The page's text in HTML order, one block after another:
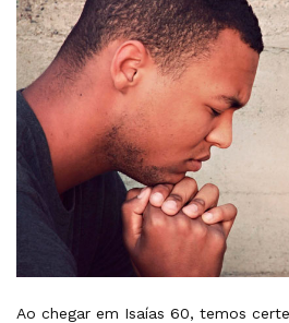
Ao chegar em Isaías 60, temos